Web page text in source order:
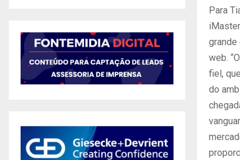
Para
web.
fiel,
do